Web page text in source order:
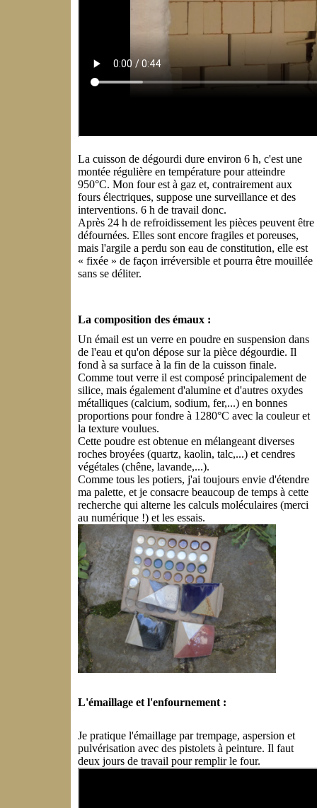
La cuisson de dégourdi dure environ 6 h, c'est une
montée régulière en température pour atteindre
950°C. Mon four est à gaz et, contrairement aux
fours électriques, suppose une surveillance et des
interventions. 6 h de travail donc.
Après 24 h de refroidissement les pièces peuvent être
défournées. Elles sont encore fragiles et poreuses,
mais l'argile a perdu son eau de constitution, elle est
« fixée » de façon irréversible et pourra être mouillée
sans se déliter.
La composition des émaux :
Un émail est un verre en poudre en suspension dans
de l'eau et qu'on dépose sur la pièce dégourdie. Il
fond à sa surface à la fin de la cuisson finale.
Comme tout verre il est composé principalement de
silice, mais également d'alumine et d'autres oxydes
métalliques (calcium, sodium, fer,...) en bonnes
proportions pour fondre à 1280°C avec la couleur et
la texture voulues.
Cette poudre est obtenue en mélangeant diverses
roches broyées (quartz, kaolin, talc,...) et cendres
végétales (chêne, lavande,...).
Comme tous les potiers, j'ai toujours envie d'étendre
ma palette, et je consacre beaucoup de temps à cette
recherche qui alterne les calculs moléculaires (merci
au numérique !) et les essais.
L'émaillage et l'enfournement :
Je pratique l'émaillage par trempage, aspersion et
pulvérisation avec des pistolets à peinture. Il faut
deux jours de travail pour remplir le four.